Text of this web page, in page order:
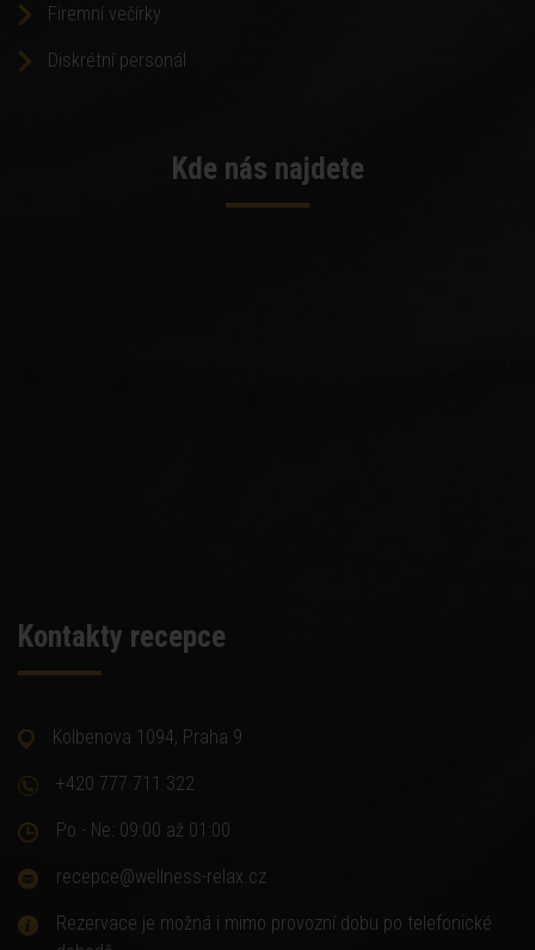
Firemní večírky
Diskrétní personál
Kde nás najdete
Kontakty recepce
Kolbenova 1094, Praha 9
+420 777 711 322
Po - Ne: 09:00 až 01:00
recepce@wellness-relax.cz
Rezervace je možná i mimo provozní dobu po telefonické